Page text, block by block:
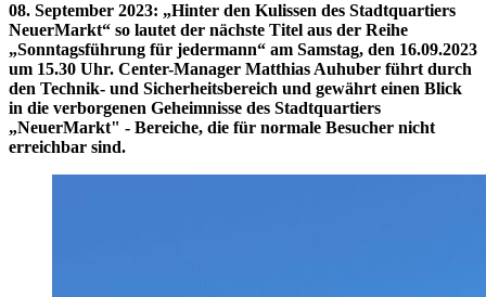
08. September 2023: „Hinter den Kulissen des Stadtquartiers
NeuerMarkt“ so lautet der nächste Titel aus der Reihe
„Sonntagsführung für jedermann“ am Samstag, den 16.09.2023
um 15.30 Uhr. Center-Manager Matthias Auhuber führt durch
den Technik- und Sicherheitsbereich und gewährt einen Blick
in die verborgenen Geheimnisse des Stadtquartiers
„NeuerMarkt" - Bereiche, die für normale Besucher nicht
erreichbar sind.